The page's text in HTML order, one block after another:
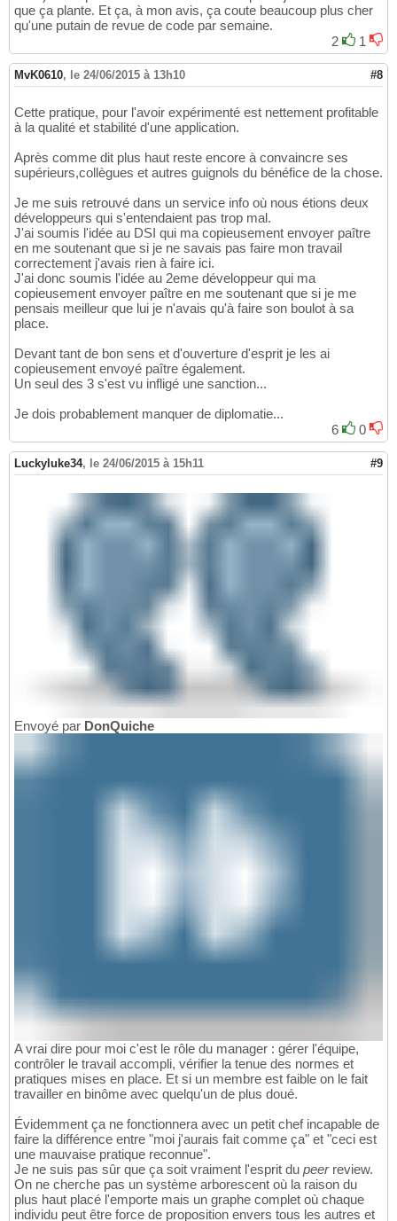
que ça plante. Et ça, à mon avis, ça coute beaucoup plus cher
qu'une putain de revue de code par semaine.
2
1
MvK0610, le 24/06/2015 à 13h10 #8
Cette pratique, pour l'avoir expérimenté est nettement profitable
à la qualité et stabilité d'une application.
Après comme dit plus haut reste encore à convaincre ses
supérieurs,collègues et autres guignols du bénéfice de la chose.
Je me suis retrouvé dans un service info où nous étions deux
développeurs qui s'entendaient pas trop mal.
J'ai soumis l'idée au DSI qui ma copieusement envoyer paître
en me soutenant que si je ne savais pas faire mon travail
correctement j'avais rien à faire ici.
J'ai donc soumis l'idée au 2eme développeur qui ma
copieusement envoyer paître en me soutenant que si je me
pensais meilleur que lui je n'avais qu'à faire son boulot à sa
place.
Devant tant de bon sens et d'ouverture d'esprit je les ai
copieusement envoyé paître également.
Un seul des 3 s'est vu infligé une sanction...
Je dois probablement manquer de diplomatie...
6
0
Luckyluke34, le 24/06/2015 à 15h11 #9
Envoyé par DonQuiche
A vrai dire pour moi c'est le rôle du manager : gérer l'équipe,
contrôler le travail accompli, vérifier la tenue des normes et
pratiques mises en place. Et si un membre est faible on le fait
travailler en binôme avec quelqu'un de plus doué.
Évidemment ça ne fonctionnera avec un petit chef incapable de
faire la différence entre "moi j'aurais fait comme ça" et "ceci est
une mauvaise pratique reconnue".
Je ne suis pas sûr que ça soit vraiment l'esprit du peerreview.
On ne cherche pas un système arborescent où la raison du
plus haut placé l'emporte mais un graphe complet où chaque
individu peut être force de proposition envers tous les autres et